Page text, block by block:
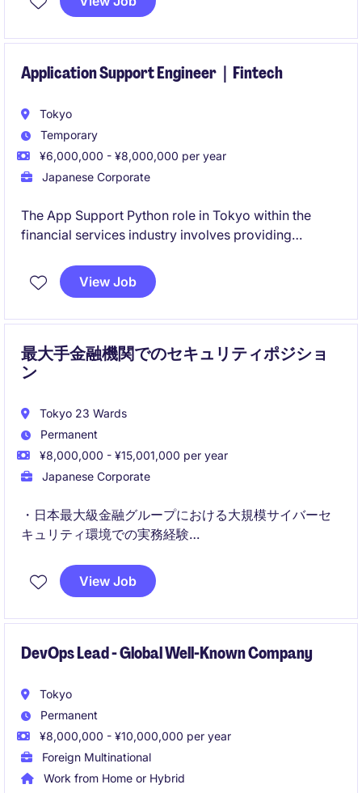
推進する役割を担います。
Application Support Engineer｜Fintech
Tokyo
Temporary
¥6,000,000 - ¥8,000,000 per year
Japanese Corporate
The App Support Python role in Tokyo within the
financial services industry involves providing
of applications. You will focus on troubleshooting,
maintaining, and optimizing applications built using
View Job
最大手金融機関でのセキュリティポジショ
ン
Tokyo 23 Wards
Permanent
¥8,000,000 - ¥15,001,000 per year
Japanese Corporate
・日本最大級金融グループにおける大規模サイバーセ
キュリティ環境での実務経験
広い専門知識View Job
DevOps Lead - Global Well-Known Company
Tokyo
Permanent
¥8,000,000 - ¥10,000,000 per year
Foreign Multinational
Work from Home or Hybrid